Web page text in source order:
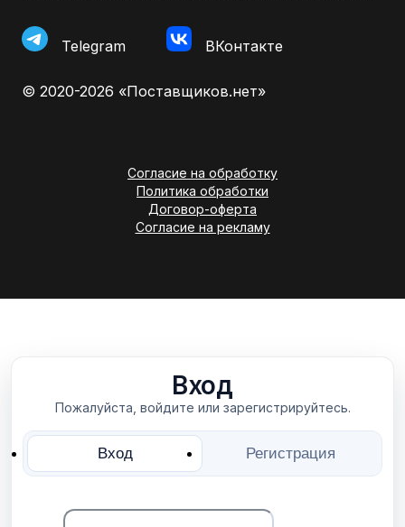
Telegram ВКонтакте
© 2020-2026 «Поставщиков.нет»
Согласие на обработку
Политика обработки
Договор-оферта
Согласие на рекламу
Вход
Пожалуйста, войдите или зарегистрируйтесь.
Вход Регистрация